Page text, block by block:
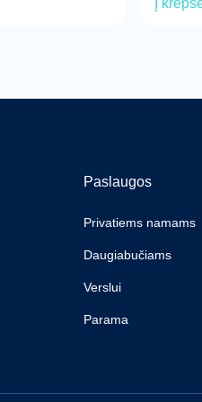
Į
Paslaugos
Privatiems namams
Daugiabučiams
Verslui
Parama